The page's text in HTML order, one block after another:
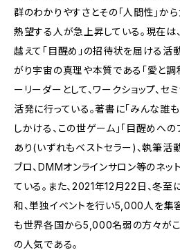
群のわかりやすさとその「人間性」か
熱望する人が急上昇している。現在は
越えて「目醒め」の招待状を届ける活
がり宇宙の真理や本質である「愛と調
ーリーダーとして、ワークショップ、セ
活発に行っている。著書に「みんな誰
しかける、この世ゲーム」「目醒めへ
あり(いずれもベストセラー)、執筆活
ブロ、DMMオンラインサロン等のネ
ている。また、2021年12月22日、冬
和、単独イベントを行い5,000人を集客
も世界各国から5,000名弱の方々が
の人気である。